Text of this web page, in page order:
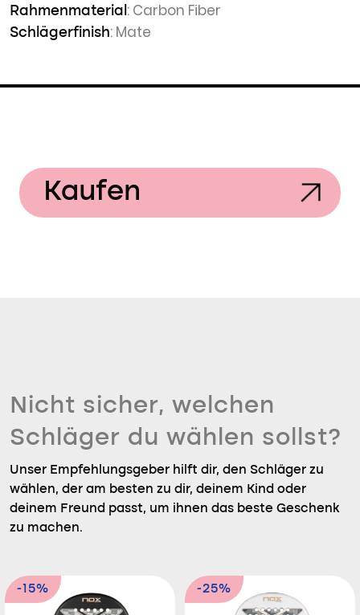
Rahmenmaterial : Carbon Fiber
Schlägerfinish: Mate
Kaufen
Nicht sicher, welchen
Schläger du wählen sollst?
Unser Empfehlungsgeber hilft dir, den Schläger zu
wählen, der am besten zu dir, deinem Kind oder
deinem Freund passt, um ihnen das beste Geschenk
zu machen.
-15% -25%